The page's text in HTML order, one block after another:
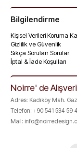
Bilgilendirme
Kişisel Verileri Koruma
Gizlilik ve Güvenlik
Sıkça Sorulan Sorular
İptal & İade Koşulları
Noirre' de
Adres: Kadıköy Mah.
Telefon: +90 541 534 59
Mail: